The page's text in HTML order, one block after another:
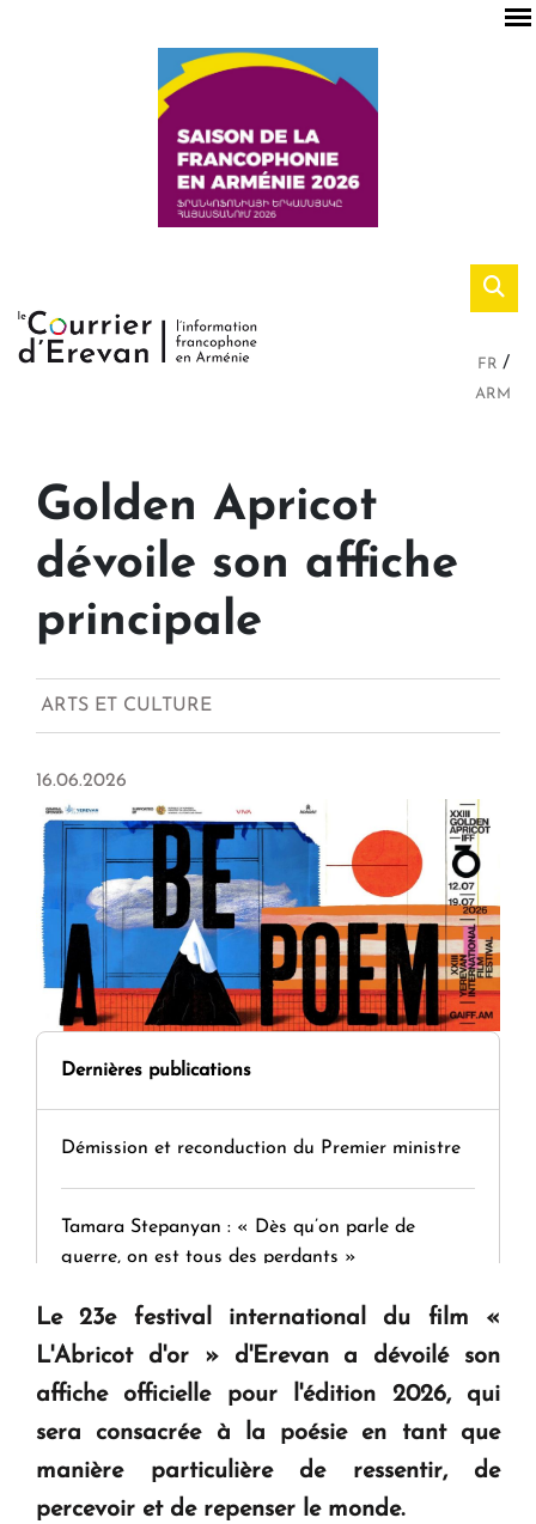
FR
ARM
Golden Apricot
dévoile son affiche
principale
ARTS ET CULTURE
16.06.2026
Dernières publications
Démission et reconduction du Premier ministre
Tamara Stepanyan : « Dès qu’on parle de
guerre, on est tous des perdants »
question d'un référendum ne se pose pas. "
KASA : 30 ans d'audace, de résilience et d'avenir
en Arménie
Le 23e festival international du film «
L'Abricot d'or » d'Erevan a dévoilé son
affiche officielle pour l'édition 2026, qui
sera consacrée à la poésie en tant que
manière particulière de ressentir, de
percevoir et de repenser le monde.